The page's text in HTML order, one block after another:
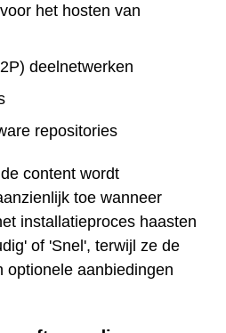
het hosten van
deelnetwerken
repositories
content wordt
toe wanneer
installatieproces haasten
of 'Snel', terwijl ze de
optionele aanbiedingen